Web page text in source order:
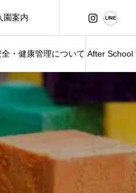
全・健康管理について After School
園案内